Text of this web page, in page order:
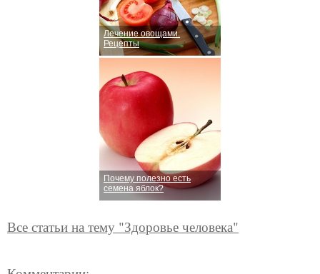
Лечение овощами.
Рецепты
Почему полезно есть
семена яблок?
Все статьи на тему "Здоровье человека"